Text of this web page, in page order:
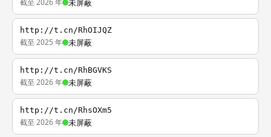
截至 2026 年 未屏蔽
http://t.cn/RhOIJQZ
截至 2025 年 未屏蔽
http://t.cn/RhBGVKS
截至 2026 年 未屏蔽
http://t.cn/RhsOXm5
截至 2026 年 未屏蔽